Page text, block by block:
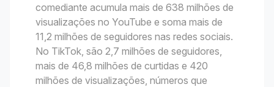
comediante acumula mais de 638 milhões de
visualizações no YouTube e soma mais de
11,2 milhões de seguidores nas redes sociais.
No TikTok, são 2,7 milhões de seguidores,
mais de 46,8 milhões de curtidas e 420
milhões de visualizações, números que